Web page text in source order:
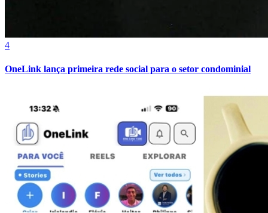
Athletico-PR
4
OneLink lança primeira rede social para o setor condominial